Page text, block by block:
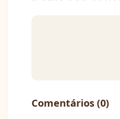
Comentários (0)